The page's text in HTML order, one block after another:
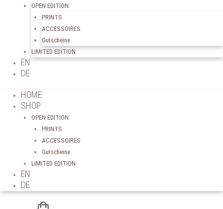
OPEN EDITION
PRINTS
ACCESSOIRES
Gutscheine
LIMITED EDITION
EN
DE
HOME
SHOP
OPEN EDITION
PRINTS
ACCESSOIRES
Gutscheine
LIMITED EDITION
EN
DE